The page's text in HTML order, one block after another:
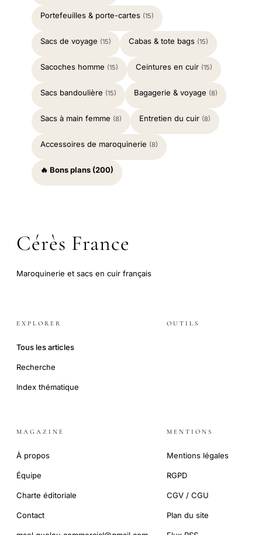
Portefeuilles & porte-cartes (15)
Sacs de voyage (15) Cabas & tote bags (15)
Sacoches homme (15) Ceintures en cuir (15)
Sacs bandoulière (15) Bagagerie & voyage (8)
Sacs à main femme (8) Entretien du cuir (8)
Accessoires de maroquinerie (8)
🔥 Bons plans (200)
Cérès France
Maroquinerie et sacs en cuir français
EXPLORER
Tous les articles
Recherche
Index thématique
OUTILS
MAGAZINE
À propos
Équipe
Charte éditoriale
Contact
MENTIONS
Mentions légales
RGPD
CGV / CGU
Plan du site